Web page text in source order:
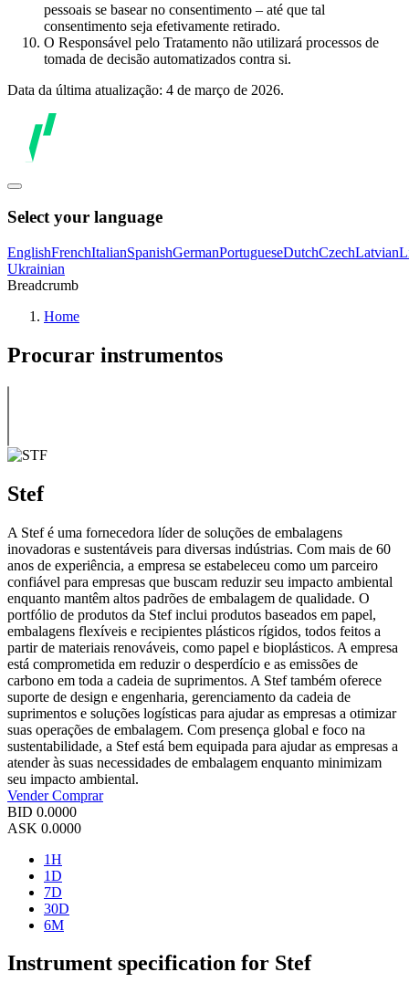
pessoais se basear no consentimento – até que tal
consentimento seja efetivamente retirado.
O Responsável pelo Tratamento não utilizará processos de
tomada de decisão automatizados contra si.
Data da última atualização: 4 de março de 2026.
Select your language
EnglishFrenchItalianSpanishGermanPortugueseDutchCzechLatvian
Ukrainian
Breadcrumb
Home
Procurar instrumentos
Stef
A Stef é uma fornecedora líder de soluções de embalagens
inovadoras e sustentáveis para diversas indústrias. Com mais de 60
anos de experiência, a empresa se estabeleceu como um parceiro
confiável para empresas que buscam reduzir seu impacto ambiental
enquanto mantêm altos padrões de embalagem de qualidade. O
portfólio de produtos da Stef inclui produtos baseados em papel,
embalagens flexíveis e recipientes plásticos rígidos, todos feitos a
partir de materiais renováveis, como papel e bioplásticos. A empresa
está comprometida em reduzir o desperdício e as emissões de
carbono em toda a cadeia de suprimentos. A Stef também oferece
suporte de design e engenharia, gerenciamento da cadeia de
suprimentos e soluções logísticas para ajudar as empresas a otimizar
suas operações de embalagem. Com presença global e foco na
sustentabilidade, a Stef está bem equipada para ajudar as empresas a
atender às suas necessidades de embalagem enquanto minimizam
seu impacto ambiental.
VenderComprar
BID 0.0000
ASK 0.0000
1H
1D
7D
30D
6M
Instrument specification for Stef